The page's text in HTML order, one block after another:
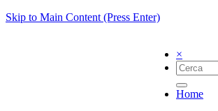
Skip to Main Content (Press Enter)
×
Home